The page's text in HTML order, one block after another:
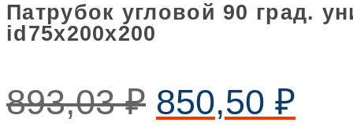
Патрубок угловой 90 град.
id75х200х200
893,03₽ 850,50 ₽